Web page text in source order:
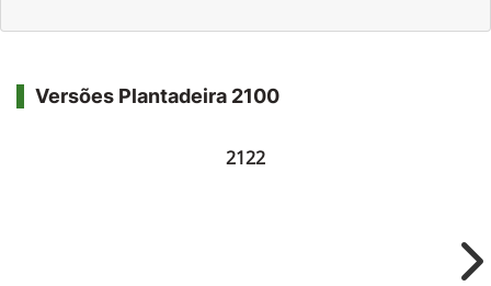
Versões Plantadeira 2100
2122